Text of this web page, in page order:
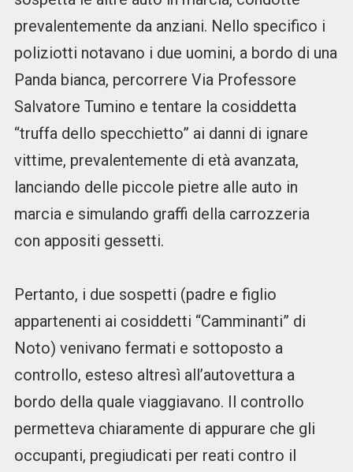
prevalentemente da anziani. Nello specifico i
poliziotti notavano i due uomini, a bordo di una
Panda bianca, percorrere Via Professore
Salvatore Tumino e tentare la cosiddetta
“truffa dello specchietto” ai danni di ignare
vittime, prevalentemente di età avanzata,
lanciando delle piccole pietre alle auto in
marcia e simulando graffi della carrozzeria
con appositi gessetti.
Pertanto, i due sospetti (padre e figlio
appartenenti ai cosiddetti “Camminanti” di
Noto) venivano fermati e sottoposto a
controllo, esteso altresì all’autovettura a
bordo della quale viaggiavano. Il controllo
permetteva chiaramente di appurare che gli
occupanti, pregiudicati per reati contro il